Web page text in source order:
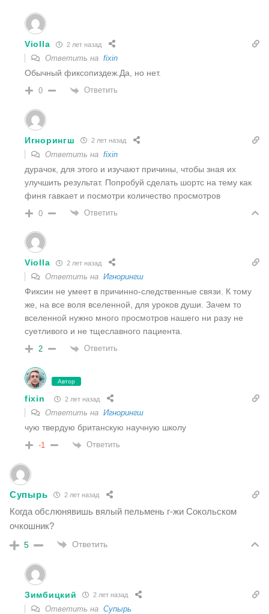
Violla 2 лет назад
Ответить на fixin
Обычный фиксопиздеж.Да, но нет.
0 Ответить
Игнорингш 2 лет назад
Ответить на fixin
дурачок, для этого и изучают причины, чтобы зная их
улучшить результат. Попробуй сделать шортс на тему как
финя гавкает и посмотри количество просмотров
0 Ответить
Violla 2 лет назад
Ответить на Игнорингш
Фиксин не умеет в причинно-следственные связи. К тому
же, на все воля вселенной, для уроков души. Зачем то
вселенной нужно много просмотров нашего ни разу не
суетливого и не тщеславного пациента.
2 Ответить
Автор
fixin 2 лет назад
Ответить на Игнорингш
чую твердую британскую научную школу
-1 Ответить
Супырь 2 лет назад
Когда обслюнявишь вялый пельмень г-жи Сокольском
очкошник?
5 Ответить
Зимбицкий 2 лет назад
Ответить на Супырь